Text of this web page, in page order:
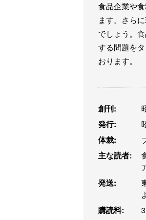
食品企業や
ます。さら
でしょう。
する問題を
おります。
創刊:
発行:
体裁:
主な読者:
発送:
購読料: